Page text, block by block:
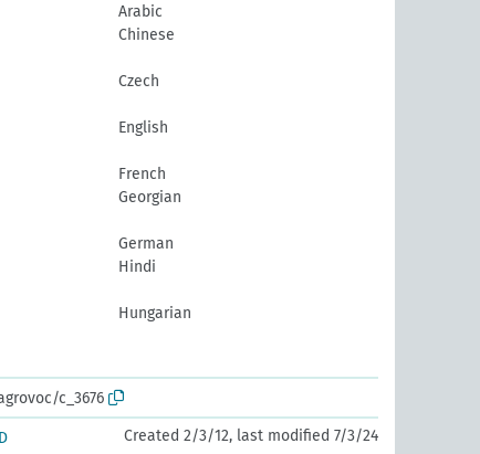
Arabic
Chinese
Czech
English
French
Georgian
German
Hindi
Hungarian
c_3676
Created 2/3/12, last modified 7/3/24